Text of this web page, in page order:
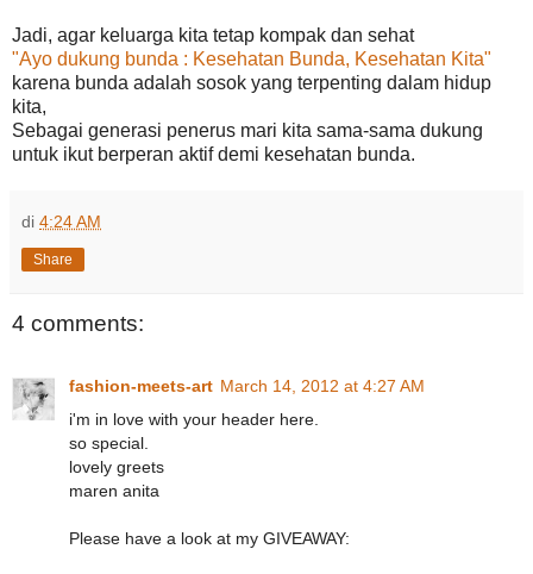
Jadi, agar keluarga kita tetap kompak dan sehat
"Ayo dukung bunda : Kesehatan Bunda, Kesehatan Kita"
karena bunda adalah sosok yang terpenting dalam hidup
kita,
Sebagai generasi penerus mari kita sama-sama dukung
untuk ikut berperan aktif demi kesehatan bunda.
di 4:24 AM
Share
4 comments:
fashion-meets-art March 14, 2012 at 4:27 AM
i'm in love with your header here.
so special.
lovely greets
maren anita
Please have a look at my GIVEAWAY: